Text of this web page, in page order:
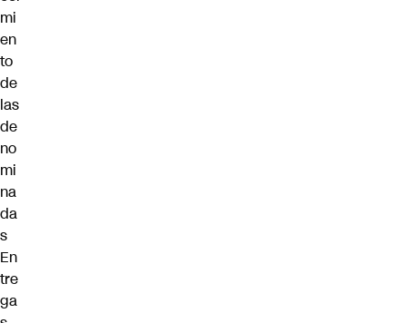
mi
en
to
de
las
de
no
mi
na
da
s
En
tre
ga